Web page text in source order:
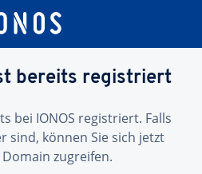
bereits registriert
bei IONOS registriert. Falls
sind, können Sie sich jetzt
zugreifen.